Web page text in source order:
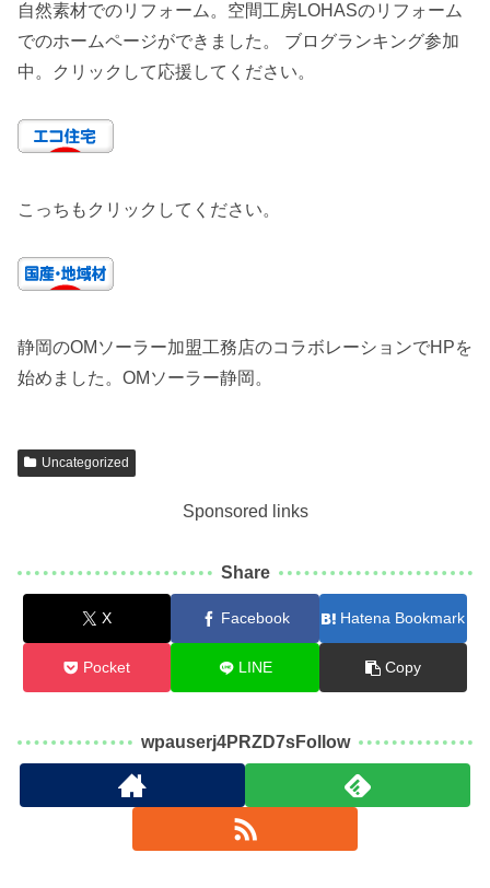
自然素材でのリフォーム。空間工房LOHASのリフォーム
でのホームページができました。 ブログランキング参加
中。クリックして応援してください。
こっちもクリックしてください。
静岡のOMソーラー加盟工務店のコラボレーションでHPを
始めました。OMソーラー静岡。
Uncategorized
Sponsored links
Share
X Facebook Hatena Bookmark
Pocket LINE Copy
wpauserj4PRZD7sFollow